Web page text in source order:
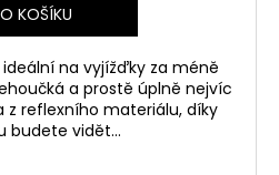
KOŠÍKU
na vyjížďky za méně
a prostě úplně nejvíc
z reflexního materiálu, díky
budete vidět...